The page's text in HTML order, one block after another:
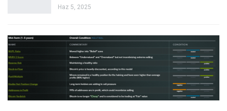
Haz 5, 2025